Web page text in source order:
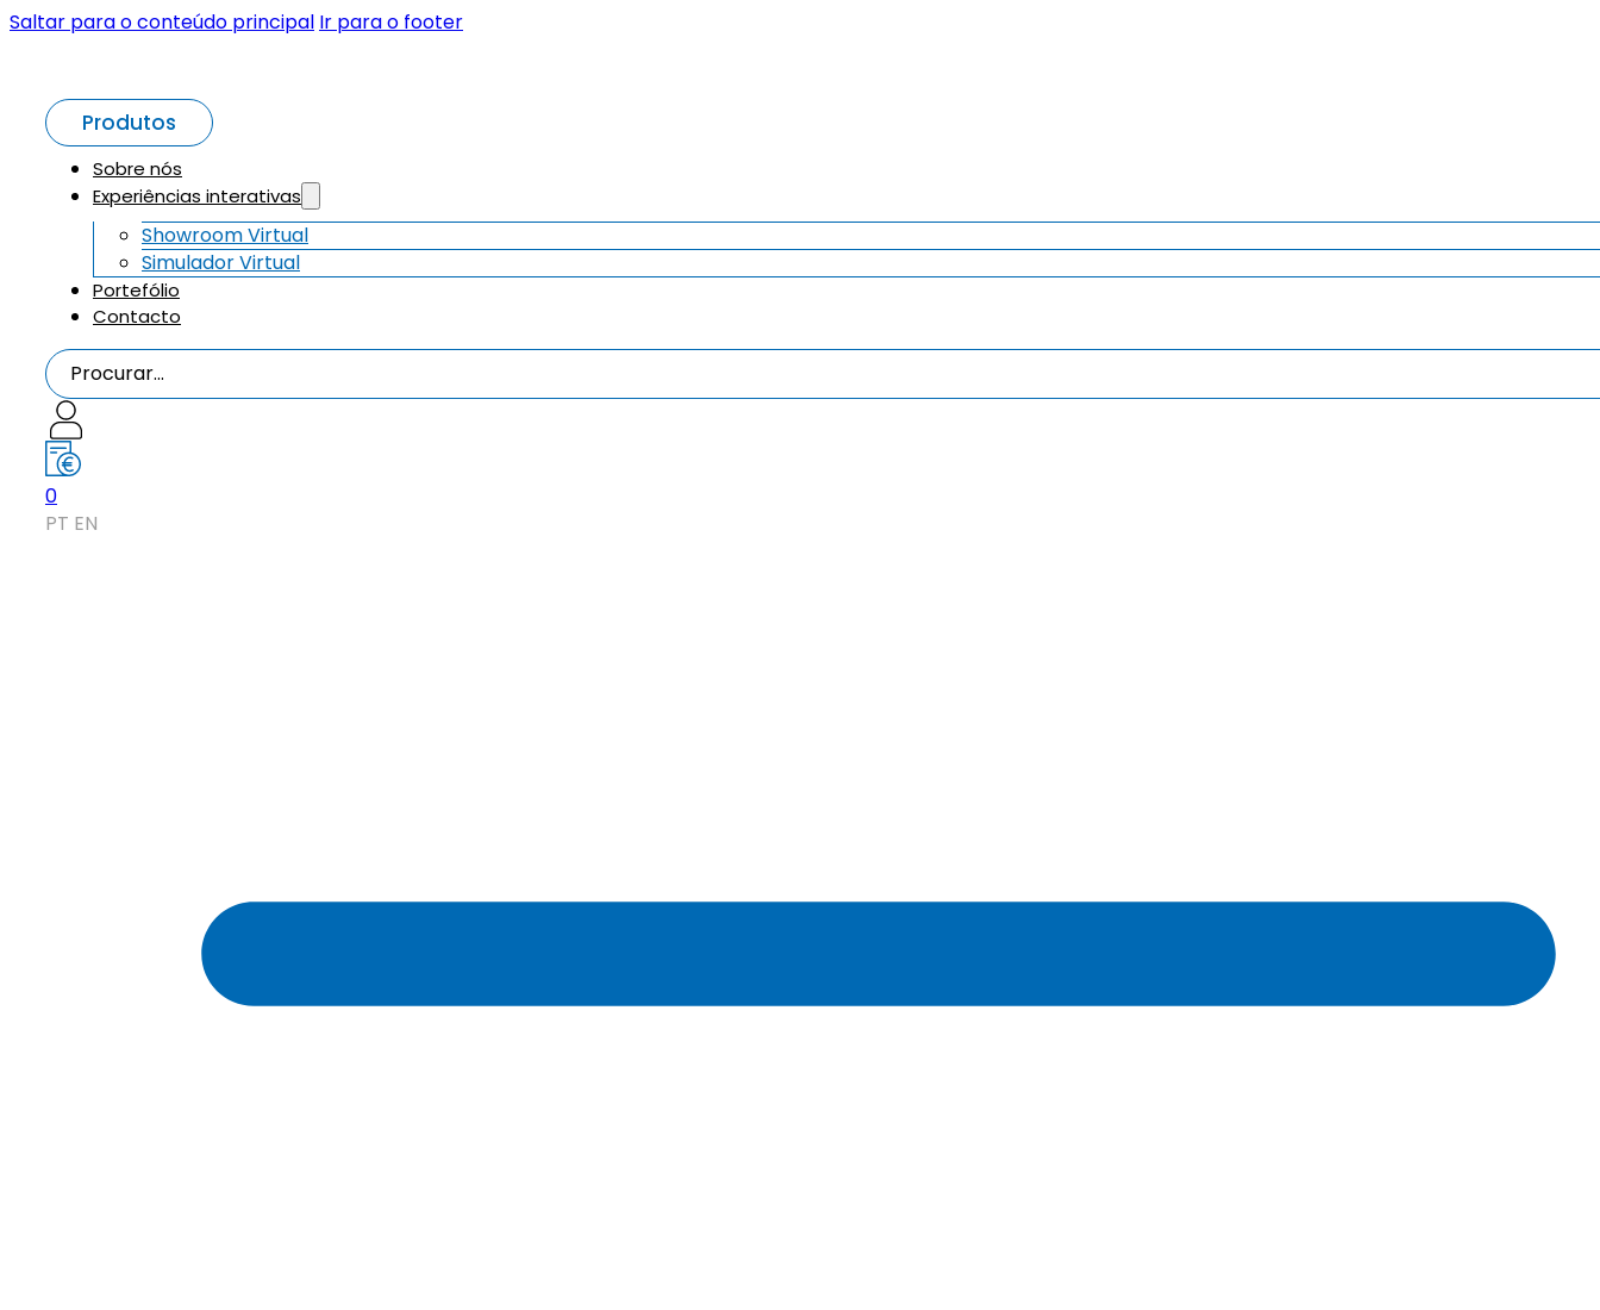
Saltar para o conteúdo principal Ir para o footer
Produtos
Sobre nós
Experiências interativas
Showroom Virtual
Simulador Virtual
Portefólio
Contacto
Procurar...
0
PT EN